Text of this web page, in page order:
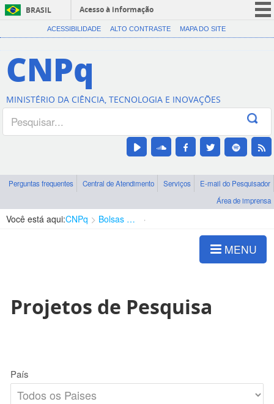
BRASIL
Acesso à informação
CORONAVÍRUS (COVID-19)
Canais
ACESSIBILIDADE ALTO CONTRASTE MAPA DO SITE
CNPq
MINISTÉRIO DA CIÊNCIA, TECNOLOGIA E INOVAÇÕES
Perguntas frequentes Central de Atendimento Serviços
E-mail do Pesquisador
Área de imprensa
Você está aqui:CNPq Bolsas e Auxílios Vigentes
MENU
Projetos de Pesquisa
País